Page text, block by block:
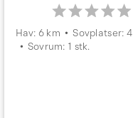
Hav: 6 km
Sovplatser: 4
Sovrum: 1 stk.